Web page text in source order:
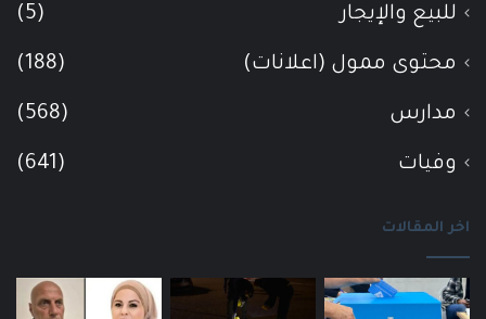
للبيع والإيجار (5)
محتوى ممول (اعلانات) (188)
مدارس (568)
وفيات (641)
اخر المقالات